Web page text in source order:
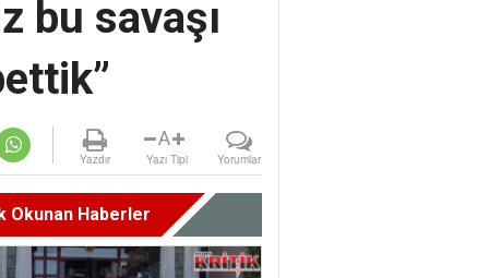
bu savaşı
Yazdır
A
Yazı Tipi Yorumlar
Okunan Haberler